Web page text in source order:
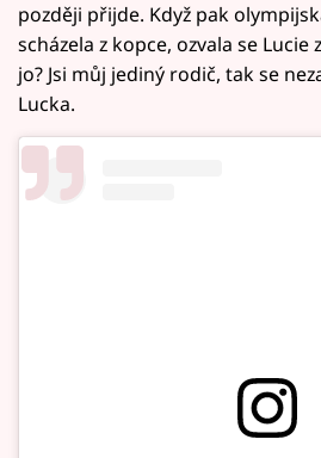
později přijde. Když pak
scházela z kopce, ozvala se Lucie
jo? Jsi můj jediný rodič, tak se
Lucka.